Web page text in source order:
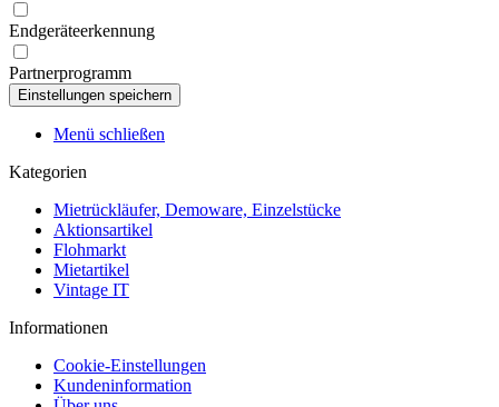
Endgeräteerkennung
Partnerprogramm
Menü schließen
Kategorien
Mietrückläufer, Demoware, Einzelstücke
Aktionsartikel
Flohmarkt
Mietartikel
Vintage IT
Informationen
Cookie-Einstellungen
Kundeninformation